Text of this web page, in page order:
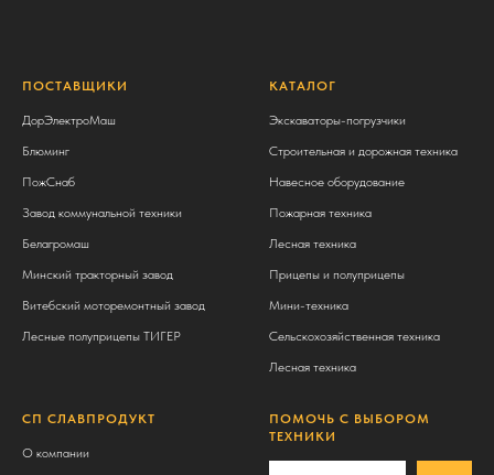
ПОСТАВЩИКИ
ДорЭлектроМаш
Блюминг
ПожСнаб
Завод коммунальной техники
Белагромаш
Минский тракторный завод
Витебский моторемонтный завод
Лесные полуприцепы ТИГЕР
КАТАЛОГ
Экскаваторы-погрузчики
Строительная и дорожная техника
Навесное оборудование
Пожарная техника
Лесная техника
Прицепы и полуприцепы
Мини-техника
Сельскохозяйственная техника
Лесная техника
СП СЛАВПРОДУКТ
О компании
ПОМОЧЬ С ВЫБОРОМ
ТЕХНИКИ